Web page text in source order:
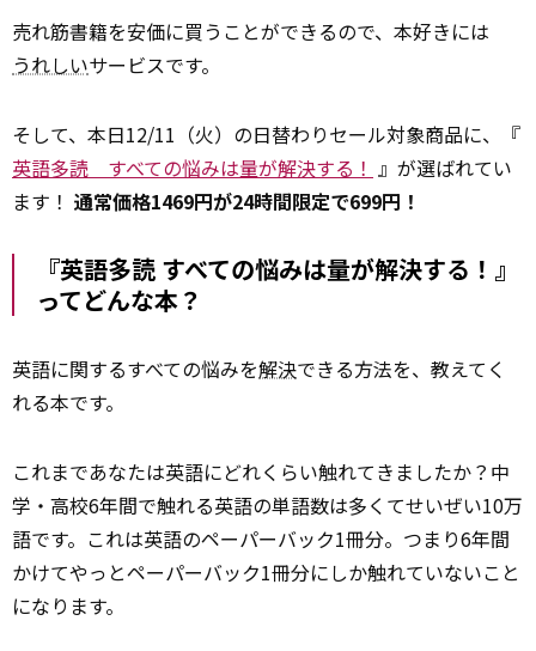
売れ筋書籍を安価に買うことができるので、本好きには
うれしいサービスです。
そして、本日12/11（火）の日替わりセール対象商品に、『
英語多読 すべての悩みは量が解決する！ 』が選ばれてい
ます！ 通常価格1469円が24時間限定で699円！
『英語多読 すべての悩みは量が解決する！』
ってどんな本？
英語に関するすべての悩みを解決できる方法を、教えてく
れる本です。
これまであなたは英語にどれくらい触れてきましたか？中
学・高校6年間で触れる英語の単語数は多くてせいぜい10万
語です。これは英語のペーパーバック1冊分。つまり6年間
かけてやっとペーパーバック1冊分にしか触れていないこと
になります。